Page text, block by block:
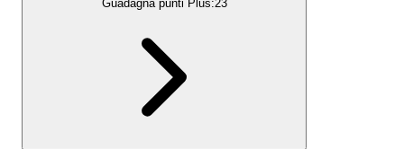
Guadagna punti Plus:23